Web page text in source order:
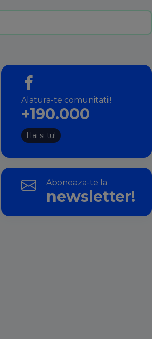
Alatura-te comunitatii!
+190.000
Hai si tu!
Aboneaza-te la
newsletter!